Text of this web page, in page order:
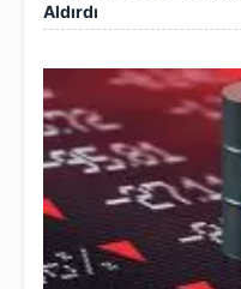
Aldırdı